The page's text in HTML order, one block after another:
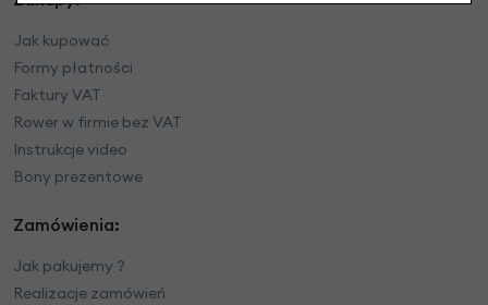
Jak kupować
Formy płatności
Faktury VAT
Rower w firmie bez VAT
Instrukcje video
Bony prezentowe
Zamówienia:
Jak pakujemy ?
Realizacje zamówień